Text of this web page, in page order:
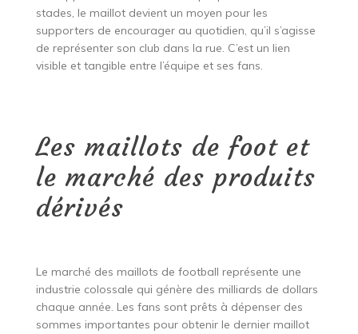
stades, le maillot devient un moyen pour les
supporters de encourager au quotidien, qu’il s’agisse
de représenter son club dans la rue. C’est un lien
visible et tangible entre l’équipe et ses fans.
Les maillots de foot et
le marché des produits
dérivés
Le marché des maillots de football représente une
industrie colossale qui génère des milliards de dollars
chaque année. Les fans sont prêts à dépenser des
sommes importantes pour obtenir le dernier maillot